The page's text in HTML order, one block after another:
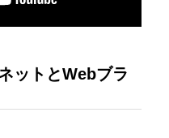
ットとWebブラ